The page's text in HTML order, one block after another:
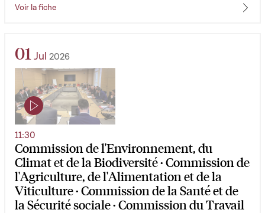
Voir la fiche
01Jul 2026
Commission de l'Environnement, du
Climat et de la Biodiversité · Commission de
l'Agriculture, de l'Alimentation et de la
Viticulture · Commission de la Santé et de
la Sécurité sociale · Commission du Travail
11:30